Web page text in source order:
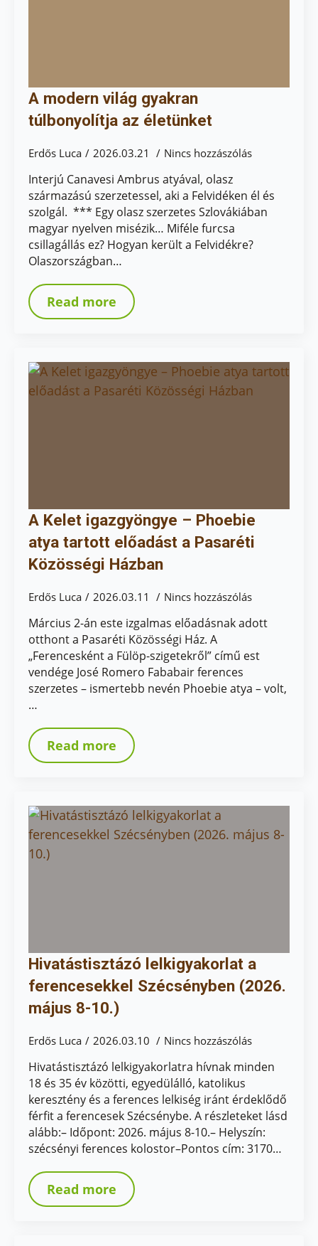
A modern világ gyakran
túlbonyolítja az életünket
Erdős Luca 2026.03.21 Nincs hozzászólás
Interjú Canavesi Ambrus atyával, olasz
származású szerzetessel, aki a Felvidéken él és
szolgál. *** Egy olasz szerzetes Szlovákiában
magyar nyelven misézik… Miféle furcsa
csillagállás ez? Hogyan került a Felvidékre?
Olaszországban…
Read more
A Kelet igazgyöngye – Phoebie
atya tartott előadást a Pasaréti
Közösségi Házban
Erdős Luca 2026.03.11 Nincs hozzászólás
Március 2-án este izgalmas előadásnak adott
otthont a Pasaréti Közösségi Ház. A
„Ferencesként a Fülöp-szigetekről” című est
vendége José Romero Fababair ferences
szerzetes – ismertebb nevén Phoebie atya – volt,
…
Read more
Hivatástisztázó lelkigyakorlat a
ferencesekkel Szécsényben (2026.
május 8-10.)
Erdős Luca 2026.03.10 Nincs hozzászólás
Hivatástisztázó lelkigyakorlatra hívnak minden
18 és 35 év közötti, egyedülálló, katolikus
keresztény és a ferences lelkiség iránt érdeklődő
férfit a ferencesek Szécsénybe. A részleteket lásd
alább:– Időpont: 2026. május 8-10.– Helyszín:
szécsényi ferences kolostor–Pontos cím: 3170…
Read more